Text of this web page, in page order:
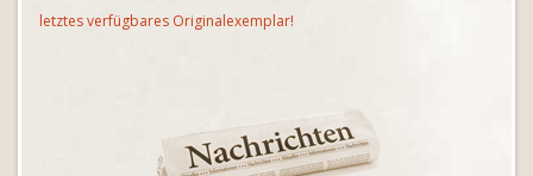
letztes verfügbares Originalexemplar!